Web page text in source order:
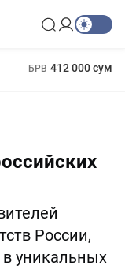
БРВ 412 000 сум
России,
уникальных